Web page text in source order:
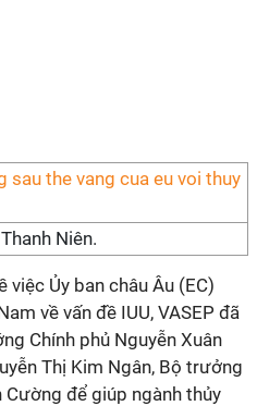
Niên.
Ủy ban châu Âu (EC)
về vấn đề IUU, VASEP đã
Chính phủ Nguyễn Xuân
Thị Kim Ngân, Bộ trưởng
Cường để giúp ngành thủy